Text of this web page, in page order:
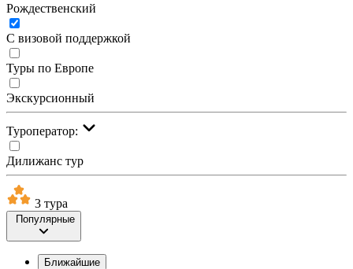
Рождественский
С визовой поддержкой
Туры по Европе
Экскурсионный
Туроператор:
Дилижанс тур
3 тура
Популярные
Ближайшие